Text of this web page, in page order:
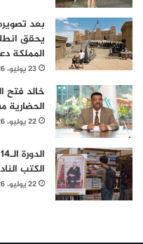
يحقق
المملكة
23 يوليو، 2026
خالد فتح
الحضارية
22 يوليو، 2026
الكتب
22 يوليو، 2026